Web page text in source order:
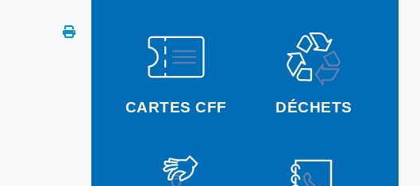
CARTES CFF DÉCHETS